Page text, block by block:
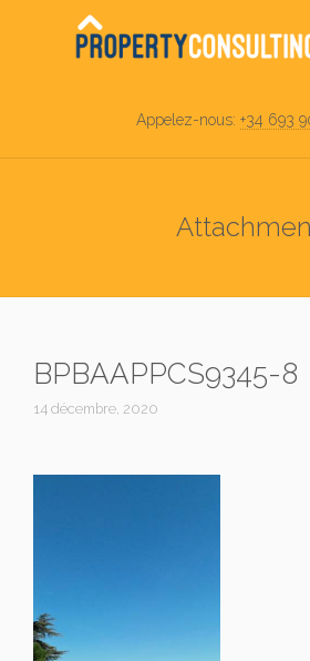
Appelez-nous: +34 693
BPBAAPPCS9345-8
14 décembre, 2020